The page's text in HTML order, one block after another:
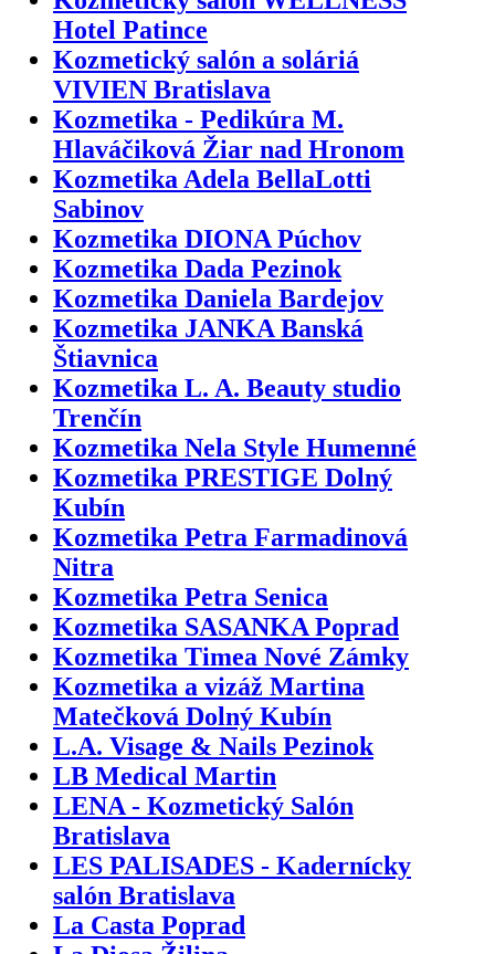
Hotel Patince
Kozmetický salón a soláriá
VIVIEN Bratislava
Kozmetika - Pedikúra M.
Hlaváčiková Žiar nad Hronom
Kozmetika Adela BellaLotti
Sabinov
Kozmetika DIONA Púchov
Kozmetika Dada Pezinok
Kozmetika Daniela Bardejov
Kozmetika JANKA Banská
Štiavnica
Kozmetika L. A. Beauty studio
Trenčín
Kozmetika Nela Style Humenné
Kozmetika PRESTIGE Dolný
Kubín
Kozmetika Petra Farmadinová
Nitra
Kozmetika Petra Senica
Kozmetika SASANKA Poprad
Kozmetika Timea Nové Zámky
Kozmetika a vizáž Martina
Matečková Dolný Kubín
L.A. Visage & Nails Pezinok
LB Medical Martin
LENA - Kozmetický Salón
Bratislava
LES PALISADES - Kadernícky
salón Bratislava
La Casta Poprad